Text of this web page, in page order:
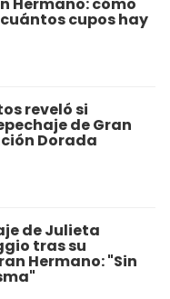
Hermano: cómo
cupos hay
reveló si
de Gran
Dorada
de Julieta
tras su
Hermano: "Sin